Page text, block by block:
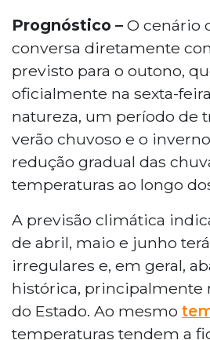
Prognóstico – O cenário
conversa diretamente
previsto para o outono,
oficialmente na sexta-
natureza, um período de
verão chuvoso e o
redução gradual das
temperaturas ao longo
A previsão climática
de abril, maio e junho
irregulares e, em geral,
histórica, principalmente
do Estado. Ao mesmo
temperaturas tendem a